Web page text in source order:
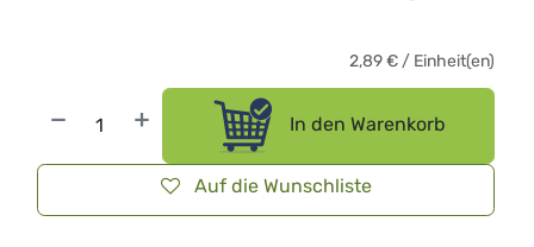
In den Warenkorb
Auf die Wunschliste
2,89€ / Einheit(en)